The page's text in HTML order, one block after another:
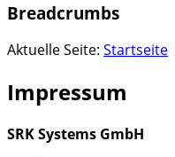
Breadcrumbs
Aktuelle Seite: Startseite
Impressum
SRK Systems GmbH